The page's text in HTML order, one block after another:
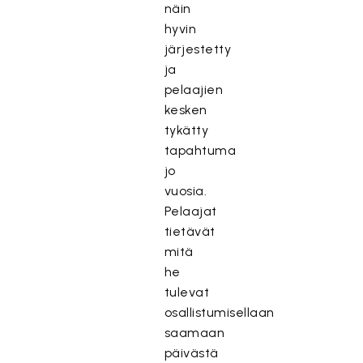
näin
hyvin
järjestetty
ja
pelaajien
kesken
tykätty
tapahtuma
jo
vuosia.
Pelaajat
tietävät
mitä
he
tulevat
osallistumisellaan
saamaan
päivästä